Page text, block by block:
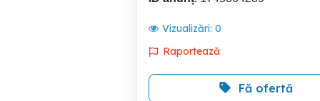
Vizualizări: 0
Raportează
Fă ofertă